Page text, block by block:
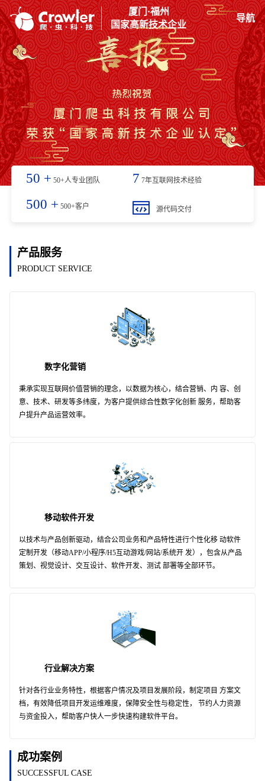
厦门·福州
国家高新技术企业
导航
50 + 50+人专业团队 7 7年互联网技术经验
500 + 500+客户 源代码交付
产品服务
PRODUCT SERVICE
数字化营销
秉承实现互联网价值营销的理念，以数据为核心，结合营销、内 容、创
意、技术、研发等多纬度，为客户提供综合性数字化创新 服务，帮助客
户提升产品运营效率。
移动软件开发
以技术与产品创新驱动，结合公司业务和产品特性进行个性化移 动软件
定制开发（移动APP/小程序/H5互动游戏/网站/系统开 发），包含从产品
策划、视觉设计、交互设计、软件开发、测试 部署等全部环节。
行业解决方案
针对各行业业务特性，根据客户情况及项目发展阶段，制定项目 方案文
档，有效降低项目开发运维难度，保障安全性与稳定性， 节约人力资源
与资金投入，帮助客户快人一步快速构建软件平台。
成功案例
SUCCESSFUL CASE